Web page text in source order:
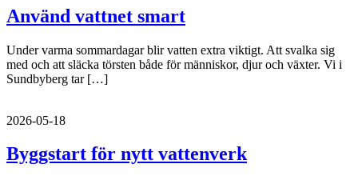
Använd vattnet smart
Under varma sommardagar blir vatten extra viktigt. Att svalka sig
med och att släcka törsten både för människor, djur och växter. Vi i
Sundbyberg tar […]
2026-05-18
Byggstart för nytt vattenverk